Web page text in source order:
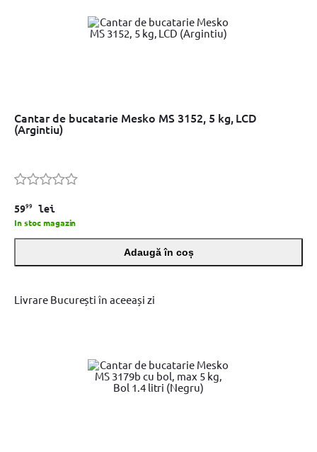
Cantar de bucatarie Mesko MS 3152, 5 kg, LCD
(Argintiu)
5999 lei
In stoc magazin
Adaugă în coș
Livrare București în aceeași zi